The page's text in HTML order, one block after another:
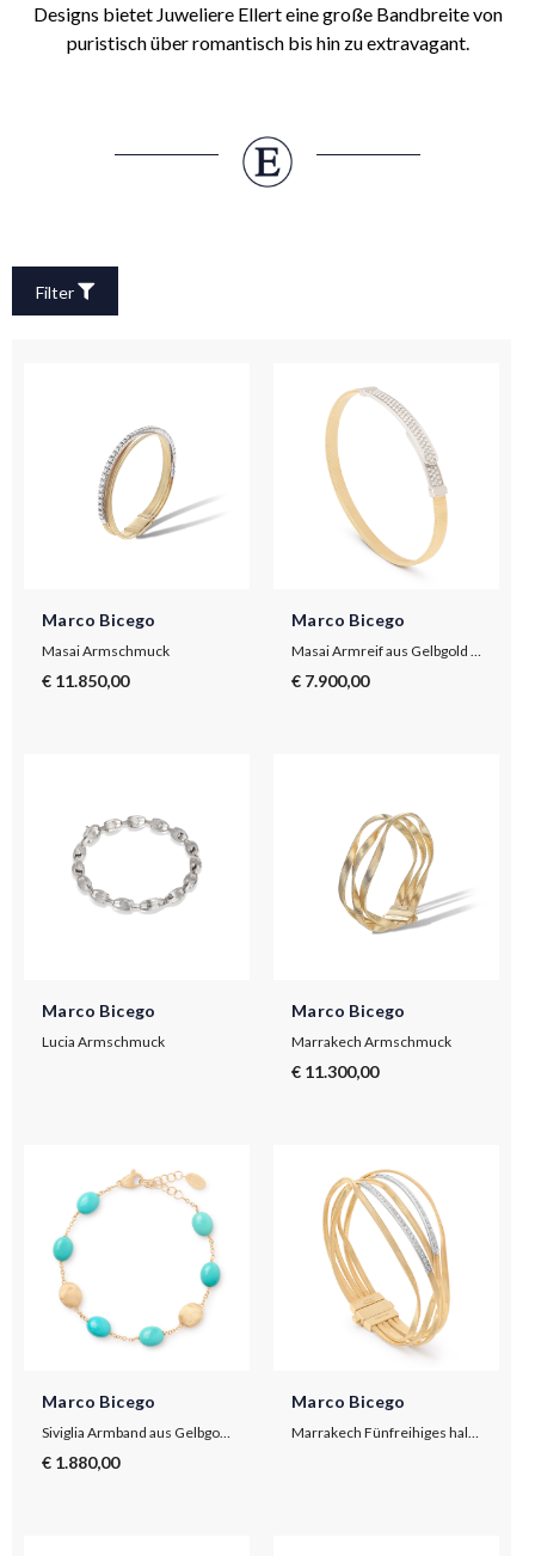
Designs bietet Juweliere Ellert eine große Bandbreite von
puristisch über romantisch bis hin zu extravagant.
Filter
Marco Bicego
Masai Armschmuck
€ 11.850,00
Marco Bicego
€ 7.900,00
Marco Bicego
Lucia Armschmuck
Marco Bicego
Marrakech Armschmuck
€ 11.300,00
Marco Bicego
€ 1.880,00
Marco Bicego